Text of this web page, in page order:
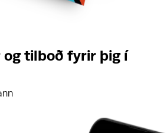
og tilboð fyrir þig í